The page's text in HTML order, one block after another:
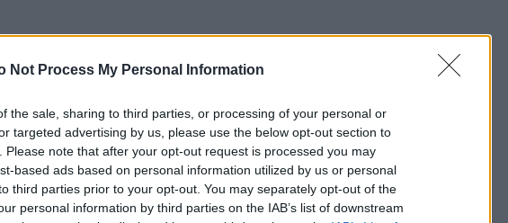
Not Process My Personal Information
the sale, sharing to third parties, or processing of your personal or
targeted advertising by us, please use the below opt-out section to
Please note that after your opt-out request is processed you may
based ads based on personal information utilized by us or personal
third parties prior to your opt-out. You may separately opt-out of the
personal information by third parties on the IAB’s list of downstream
Νέα τουρκική πρόκληση στο
Τουρισμό: «Καμία νομική
07/08/26 - 21:45
ΗΠΑ: Η Γερουσία ενέκρινε
κυρώσεις κατά της Ρωσίας
έως 500% σε πετρέλαιο και
ΔΙΕΘΝΗ
07/08/26 - 21:19